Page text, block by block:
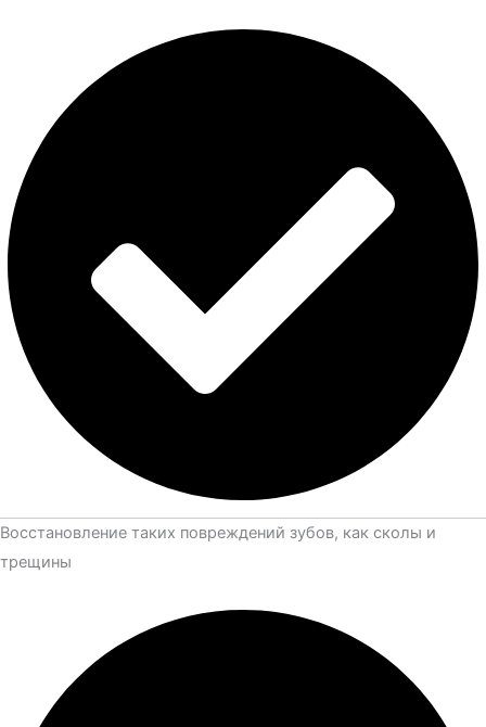
Восстановление таких повреждений зубов, как сколы и
трещины